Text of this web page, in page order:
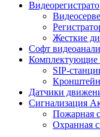
Жесткие
Софт
Комплектующие
SIP-
Датчики
Сигнализация
Пожарная
Охранная